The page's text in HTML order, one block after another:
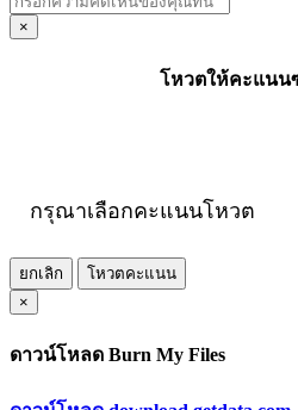
×
โหวตให้คะแนน
กรุณาเลือกคะแนนโหวต
ยกเลิก
โหวตคะแนน
×
ดาวน์โหลด Burn My Files